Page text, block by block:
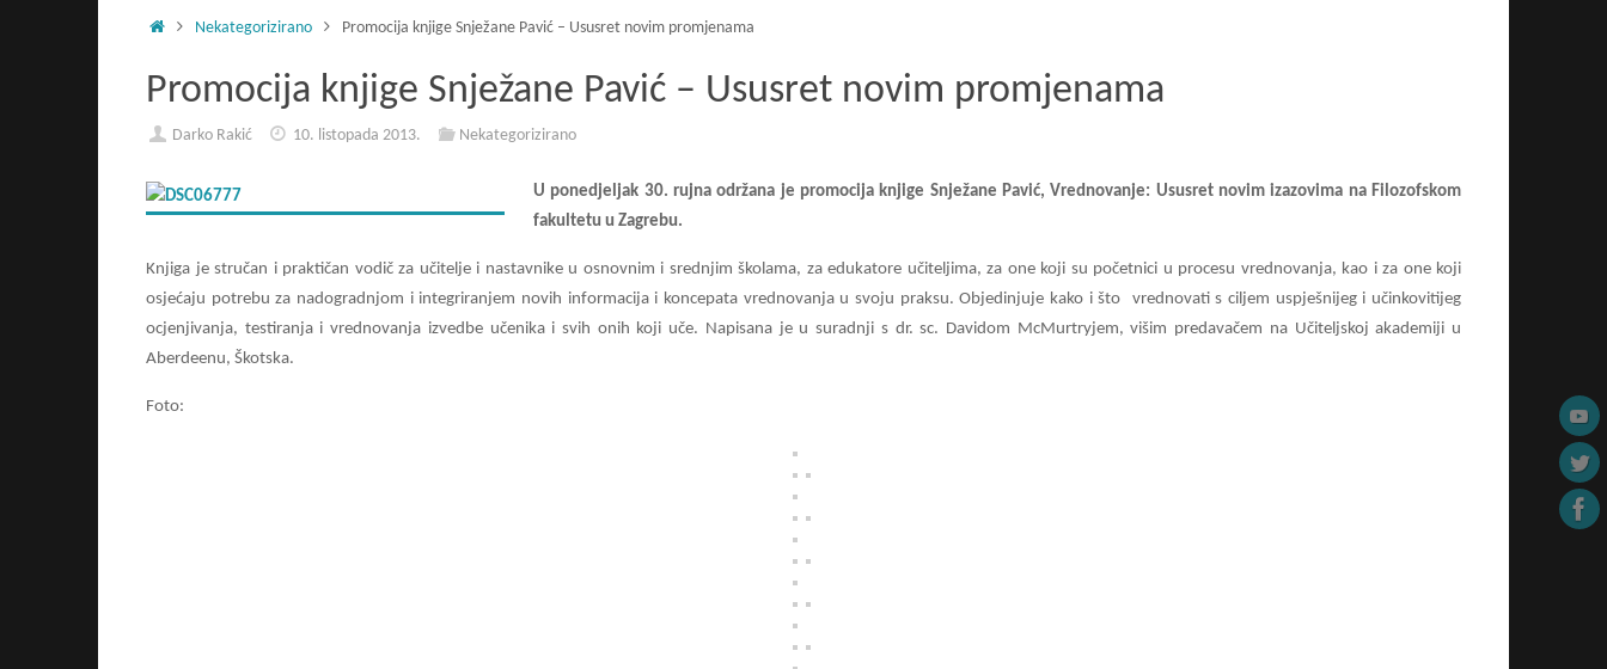
PočetnaNekategorizirano Promocija knjige Snježane Pavić – Ususret novim promjenama
Promocija knjige Snježane Pavić – Ususret novim promjenama
Darko Rakić 10. listopada 2013. Nekategorizirano
U ponedjeljak 30. rujna održana je promocija knjige Snježane Pavić, Vrednovanje: Ususret novim izazovima na Filozofskom
fakultetu u Zagrebu.
Knjiga je stručan i praktičan vodič za učitelje i nastavnike u osnovnim i srednjim školama, za edukatore učiteljima, za one koji su početnici u procesu vrednovanja, kao i za one koji
osjećaju potrebu za nadogradnjom i integriranjem novih informacija i koncepata vrednovanja u svoju praksu. Objedinjuje kako i što vrednovati s ciljem uspješnijeg i učinkovitijeg
ocjenjivanja, testiranja i vrednovanja izvedbe učenika i svih onih koji uče. Napisana je u suradnji s dr. sc. Davidom McMurtryjem, višim predavačem na Učiteljskoj akademiji u
Aberdeenu, Škotska.
Foto: